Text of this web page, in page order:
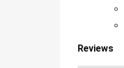
Reviews